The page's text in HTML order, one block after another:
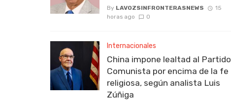
By LAVOZSINFRONTERASNEWS
15
horas ago
0
Internacionales
China impone lealtad al Partido
Comunista por encima de la fe
religiosa, según analista Luis
Zúñiga